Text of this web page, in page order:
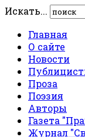
Искать...
Главная
О сайте
Новости
Проза
Поэзия
Авторы
Газета
Журнал